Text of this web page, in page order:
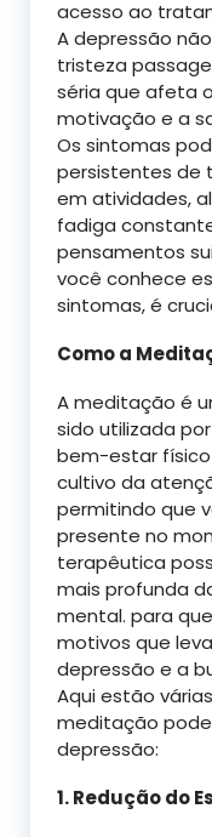
acesso ao
A depressão
tristeza
séria que afeta
motivação e a
Os sintomas
persistentes de
em atividades,
fadiga
pensamentos
você conhece
sintomas, é
Como a
A meditação é
sido utilizada
bem-estar físico
cultivo da
permitindo que
presente no
terapêutica
mais profunda
mental. para
motivos que
depressão e a
Aqui estão
meditação
depressão:
1. Redução do